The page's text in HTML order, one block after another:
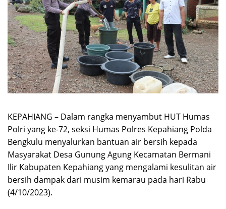
KEPAHIANG – Dalam rangka menyambut HUT Humas
Polri yang ke-72, seksi Humas Polres Kepahiang Polda
Bengkulu menyalurkan bantuan air bersih kepada
Masyarakat Desa Gunung Agung Kecamatan Bermani
Ilir Kabupaten Kepahiang yang mengalami kesulitan air
bersih dampak dari musim kemarau pada hari Rabu
(4/10/2023).